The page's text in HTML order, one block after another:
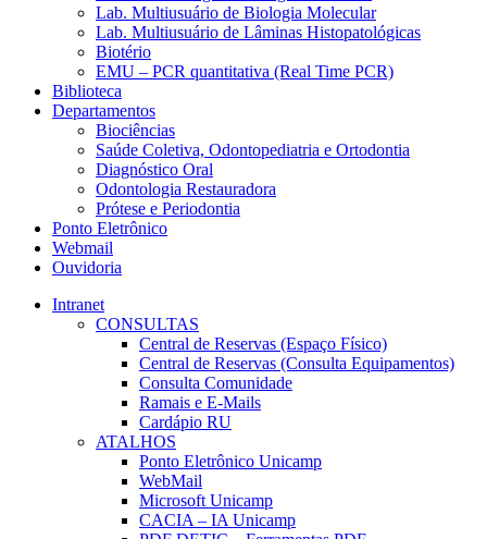
Lab. Multiusuário de Biologia Molecular
Lab. Multiusuário de Lâminas Histopatológicas
Biotério
EMU – PCR quantitativa (Real Time PCR)
Biblioteca
Departamentos
Biociências
Saúde Coletiva, Odontopediatria e Ortodontia
Diagnóstico Oral
Odontologia Restauradora
Prótese e Periodontia
Ponto Eletrônico
Webmail
Ouvidoria
Intranet
CONSULTAS
Central de Reservas (Espaço Físico)
Central de Reservas (Consulta Equipamentos)
Consulta Comunidade
Ramais e E-Mails
Cardápio RU
ATALHOS
Ponto Eletrônico Unicamp
WebMail
Microsoft Unicamp
CACIA – IA Unicamp